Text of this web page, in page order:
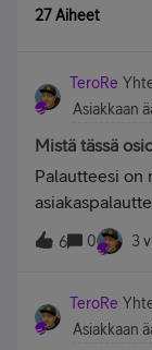
27 Aiheet
TeroRe
Asiakkaan
Mistä tässä
Palautteesi on
on parasta
paikoissa
Yhteisössä on
keräämme
6 0 3
TeroRe
Asiakkaan